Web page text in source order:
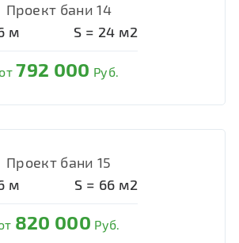
Проект бани 14
м S = 24 м2
от 792 000 Руб.
Проект бани 15
м S = 66 м2
820 000 Руб.